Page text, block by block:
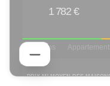
1 782 €
Maisons Appartements
PRIX M² MOYEN DES